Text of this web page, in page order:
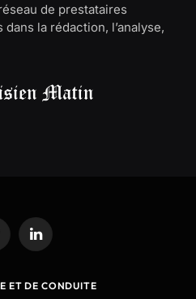
de prestataires
la rédaction, l’analyse,
LinkedIn
ET DE CONDUITE